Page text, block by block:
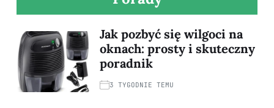
Jak pozbyć się wilgoci na
oknach: prosty i skuteczny
poradnik
3 TYGODNIE TEMU